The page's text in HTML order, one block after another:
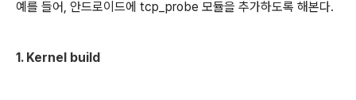
예를 들어, 안드로이드에 tcp_probe 모듈을 추가하도록 해본다.
1. Kernel build